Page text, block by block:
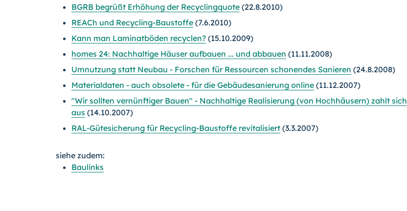
BGRB begrüßt Erhöhung der Recyclingquote (22.8.2010)
REACh und Recycling-Baustoffe (7.6.2010)
Kann man Laminatböden recyclen? (15.10.2009)
homes 24: Nachhaltige Häuser aufbauen ... und abbauen (11.11.2008)
Umnutzung statt Neubau - Forschen für Ressourcen schonendes Sanieren (24.8.2008)
Materialdaten - auch obsolete - für die Gebäudesanierung online (11.12.2007)
"Wir sollten vernünftiger Bauen" - Nachhaltige Realisierung (von Hochhäusern) zahlt sich
aus (14.10.2007)
RAL-Gütesicherung für Recycling-Baustoffe revitalisiert (3.3.2007)
siehe zudem:
Baulinks